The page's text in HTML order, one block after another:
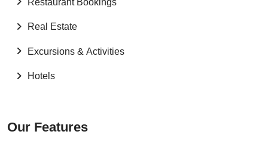
Restaurant Bookings
Real Estate
Excursions & Activities
Hotels
Our Features